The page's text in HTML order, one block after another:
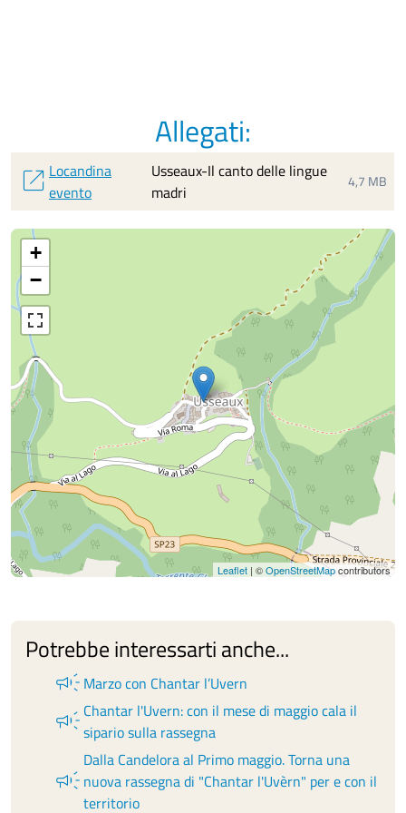
Allegati:
open_in_new Locandina
evento
Usseaux-Il canto delle lingue
madri
4,7 MB
+
−
Leaflet| ©OpenStreetMapcontributors
Potrebbe interessarti anche...
campaign Marzo con Chantar l’Uvern
campaign Chantar l'Uvern: con il mese di maggio cala il
sipario sulla rassegna
campaign
Dalla Candelora al Primo maggio. Torna una
nuova rassegna di "Chantar l'Uvèrn" per e con il
territorio